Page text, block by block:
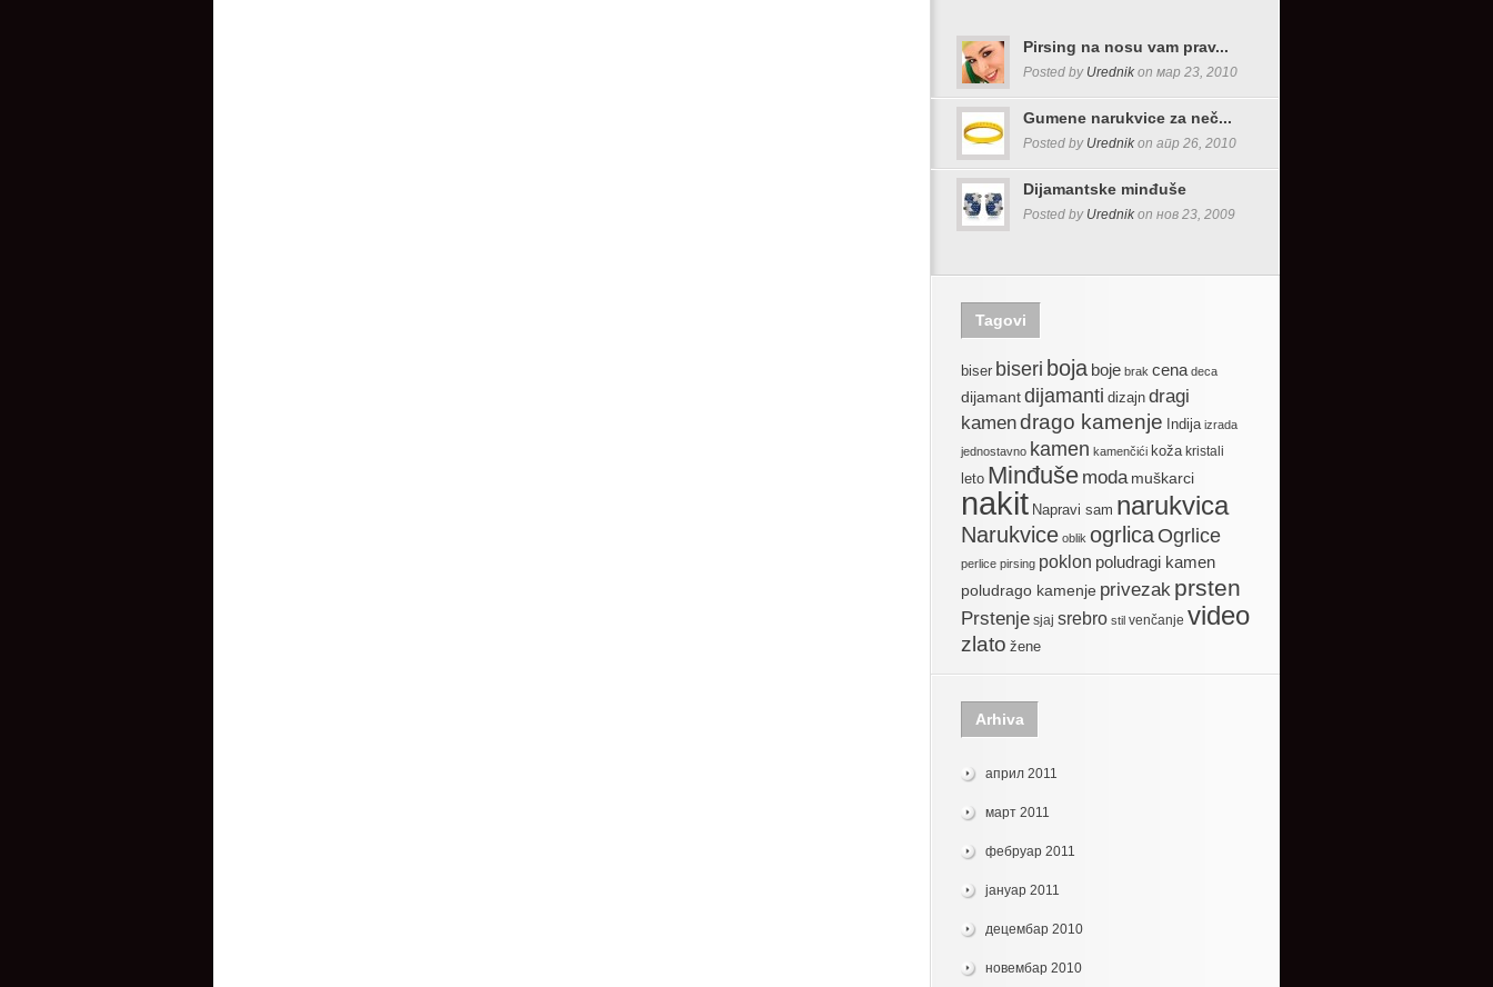
Pirsing na nosu vam prav...
Posted by Urednik on мар 23, 2010
Gumene narukvice za neč...
Posted by Urednik on апр 26, 2010
Dijamantske minđuše
Posted by Urednik on нов 23, 2009
Tagovi
biser biseri boja boje brak cena deca
dijamantdijamanti dizajn dragi
kamendrago kamenje Indija izrada
jednostavno kamen kamenčići koža kristali
leto Minđuše moda muškarci
nakit Napravi sam narukvica
Narukvice oblik ogrlicaOgrlice
perlice pirsing poklon poludragi kamen
poludrago kamenje privezak prsten
Prstenje sjaj srebro stil venčanje video
zlato žene
Arhiva
април 2011
март 2011
фебруар 2011
јануар 2011
децембар 2010
новембар 2010